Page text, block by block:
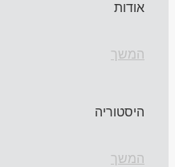
אודות
המשך
היסטוריה
המשך